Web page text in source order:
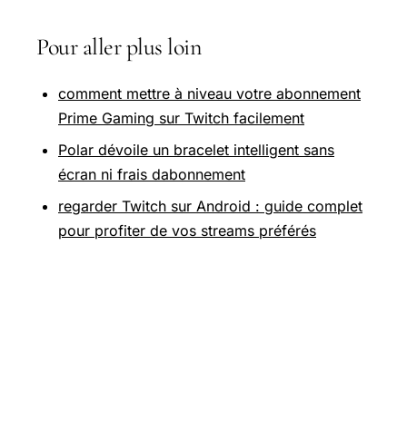
Pour aller plus loin
comment mettre à niveau votre abonnement
Prime Gaming sur Twitch facilement
Polar dévoile un bracelet intelligent sans
écran ni frais dabonnement
regarder Twitch sur Android : guide complet
pour profiter de vos streams préférés